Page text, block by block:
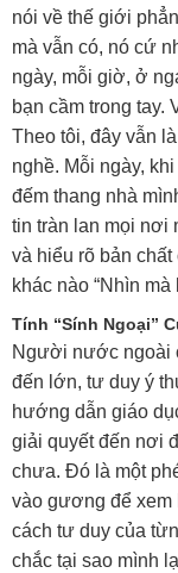
nói về thế giới
mà vẫn có, nó cứ
ngày, mỗi giờ, ở
bạn cầm trong tay.
Theo tôi, đây vẫn
nghề. Mỗi ngày,
đếm thang nhà
tin tràn lan mọi nơi
và hiểu rõ bản
khác nào “Nhìn mà
Tính “sính Ngoại”
Người nước ngoài
đến lớn, tư duy ý
hướng dẫn giáo
giải quyết đến nơi
chưa. Đó là một
vào gương để xem
cách tư duy của
chắc tại sao mình